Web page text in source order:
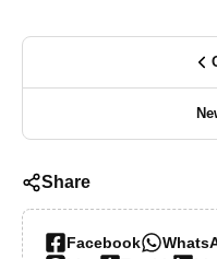
Share
Facebook